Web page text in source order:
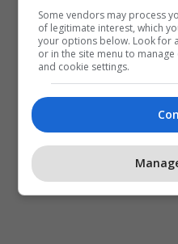
Some vendors may process
of legitimate interest, which
your options below. Look for
or in the site menu to
and cookie settings.